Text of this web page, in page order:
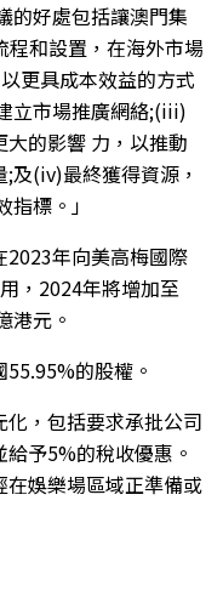
的好處包括讓澳門集
和設置，在海外市場
更具成本效益的方式
立市場推廣網絡;(iii)
的影響 力，以推動
及(iv)最終獲得資源，
標。」
年向美高梅國際
，2024年將增加至
港元。
的股權。
，包括要求承批公司
予5%的稅收優惠。
在娛樂場區域正準備或